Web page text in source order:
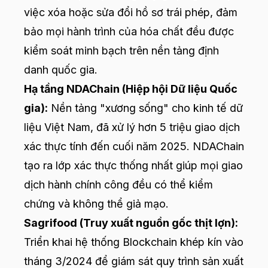
việc xóa hoặc sửa đổi hồ sơ trái phép, đảm
bảo mọi hành trình của hóa chất đều được
kiểm soát minh bạch trên nền tảng định
danh quốc gia.
Hạ tầng NDAChain (Hiệp hội Dữ liệu Quốc
gia): Nền tảng "xương sống" cho kinh tế dữ
liệu Việt Nam, đã xử lý hơn 5 triệu giao dịch
xác thực tính đến cuối năm 2025. NDAChain
tạo ra lớp xác thực thống nhất giúp mọi giao
dịch hành chính công đều có thể kiểm
chứng và không thể giả mạo.
Sagrifood (Truy xuất nguồn gốc thịt lợn):
Triển khai hệ thống Blockchain khép kín vào
tháng 3/2024 để giám sát quy trình sản xuất